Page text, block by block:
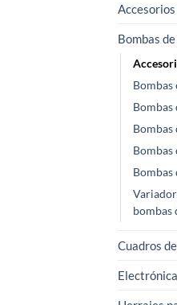
Bombas
Bombas
Bombas
Bombas
Bombas
bombas
Cuadros